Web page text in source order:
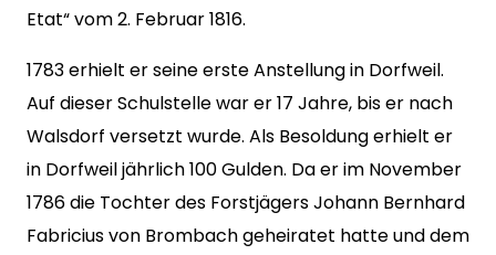
Etat“ vom 2. Februar 1816.
1783 erhielt er seine erste Anstellung in Dorfweil.
Auf dieser Schulstelle war er 17 Jahre, bis er nach
Walsdorf versetzt wurde. Als Besoldung erhielt er
in Dorfweil jährlich 100 Gulden. Da er im November
1786 die Tochter des Forstjägers Johann Bernhard
Fabricius von Brombach geheiratet hatte und dem